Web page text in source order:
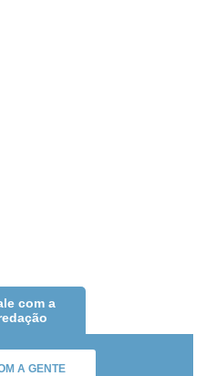
com a
A GENTE